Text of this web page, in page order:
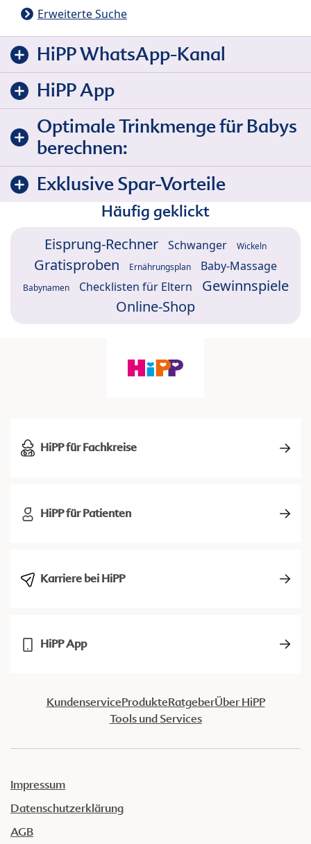
Erweiterte Suche
HiPP WhatsApp-Kanal
HiPP App
Optimale Trinkmenge für Babys
berechnen:
Exklusive Spar-Vorteile
Häufig geklickt
Eisprung-Rechner Schwanger Wickeln
Gratisproben Ernährungsplan Baby-Massage
Babynamen Checklisten für Eltern
Gewinnspiele
Online-Shop
HiPP für Fachkreise
HiPP für Patienten
Karriere bei HiPP
HiPP App
KundenserviceProdukteRatgeberÜber HiPP
Tools und Services
Impressum
Datenschutzerklärung
AGB